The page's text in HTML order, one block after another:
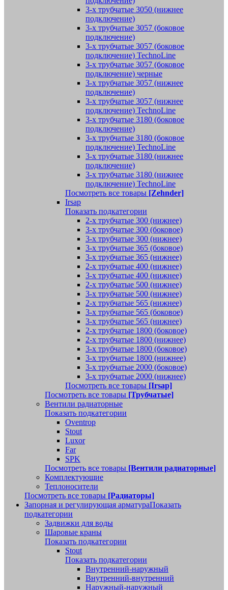
3-х трубчатые 3050 (нижнее
подключение)
3-х трубчатые 3057 (боковое
подключение)
3-х трубчатые 3057 (боковое
подключение) TechnoLine
3-х трубчатые 3057 (боковое
подключение) черные
3-х трубчатые 3057 (нижнее
подключение)
3-х трубчатые 3057 (нижнее
подключение) TechnoLine
3-х трубчатые 3180 (боковое
подключение)
3-х трубчатые 3180 (боковое
подключение) TechnoLine
3-х трубчатые 3180 (нижнее
подключение)
3-х трубчатые 3180 (нижнее
подключение) TechnoLine
Посмотреть все товары [Zehnder]
Irsap
Показать подкатегории
2-х трубчатые 300 (нижнее)
3-х трубчатые 300 (боковое)
3-х трубчатые 300 (нижнее)
3-х трубчатые 365 (боковое)
3-х трубчатые 365 (нижнее)
2-х трубчатые 400 (нижнее)
3-х трубчатые 400 (нижнее)
2-х трубчатые 500 (нижнее)
3-х трубчатые 500 (нижнее)
2-х трубчатые 565 (нижнее)
3-х трубчатые 565 (боковое)
3-х трубчатые 565 (нижнее)
2-х трубчатые 1800 (боковое)
2-х трубчатые 1800 (нижнее)
3-х трубчатые 1800 (боковое)
3-х трубчатые 1800 (нижнее)
3-х трубчатые 2000 (боковое)
3-х трубчатые 2000 (нижнее)
Посмотреть все товары [Irsap]
Посмотреть все товары [Трубчатые]
Вентили радиаторные
Показать подкатегории
Oventrop
Stout
Luxor
Far
SPK
Посмотреть все товары [Вентили радиаторные]
Комплектующие
Теплоносители
Посмотреть все товары [Радиаторы]
Запорная и регулирующая арматураПоказать
подкатегории
Задвижки для воды
Шаровые краны
Показать подкатегории
Stout
Показать подкатегории
Внутренний-наружный
Внутренний-внутренний
Наружный-наружный